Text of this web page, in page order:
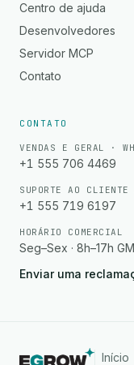
Centro de ajuda
Desenvolvedores
Servidor MCP
Contato
CONTATO
VENDAS E GERAL ·
+1 555 706 4469
SUPORTE AO
+1 555 719 6197
HORÁRIO COMERCIAL
Seg–Sex · 8h–17h
Enviar uma
Início